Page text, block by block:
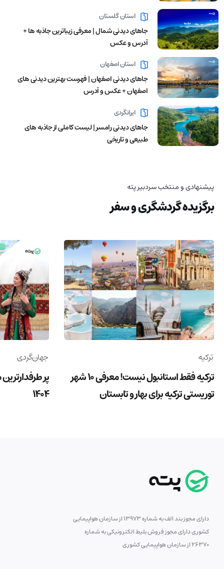
استان گلستان
جاهای دیدنی شمال | معرفی زیباترین جاذبه ها +
آدرس و عکس
استان اصفهان
جاهای دیدنی اصفهان | فهرست بهترین دیدنی های
اصفهان + عکس و آدرس
ایرانگردی
جاهای دیدنی رامسر | لیست کاملی از جاذبه های
طبیعی و تاریخی
پیشنهادی و منتخب سردبیر پته
برگزیده گردشگری و سفر
ترکیه
ترکیه فقط استانبول نیست! معرفی 10 شهر
توریستی ترکیه برای بهار و تابستان
جهان‌گردی
پر
1404
دارای مجوز بند الف به شماره 13973 از سازمان هواپیمایی
کشوری دارای مجوز فروش بلیط الکترونیکی به شماره
26370 از سازمان هواپیمایی کشوری